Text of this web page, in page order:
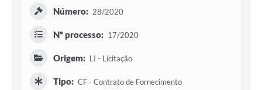
Número: 28/2020
Nº processo: 17/2020
Origem: LI - Licitação
Tipo: CF - Contrato de Fornecimento